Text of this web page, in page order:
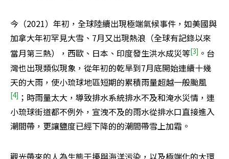
今（2021）年初，全球陸續出現極端氣候事件，如美國與
加拿大年初罕見大雪、7月又出現熱浪（全球有記錄以來
當月第三熱），西歐、日本、印度發生洪水成災等[3] 。台
灣也出現類似現象，從年初的乾旱到7月底開始連續十幾
天的大雨，使小琉球地區短期的累積雨量超越一般颱風
[4] ；時雨量太大，導致排水系統排水不及和淹水災情，連
小琉球街道都不例外，宣洩不及的雨水從排水口直接進入
潮間帶，更讓鹽度已經下降的的潮間帶雪上加霜。
觀光帶來的人為生態干擾與海洋污染，以及極端化的大環